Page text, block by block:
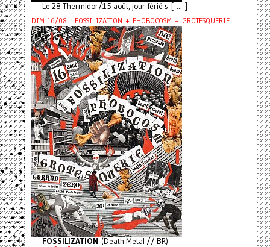
Le 28 Thermidor/15 août, jour férié s [ ... ]
DIM 16/08 : FOSSILIZATION + PHOBOCOSM + GROTESQUERIE
FOSSILIZATION (Death Metal // BR)